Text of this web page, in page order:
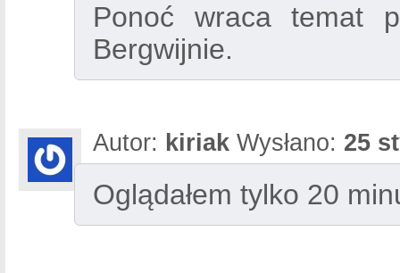
Ponoć wraca temat
Bergwijnie.
Autor: kiriak Wysłano: 25
Oglądałem tylko 20